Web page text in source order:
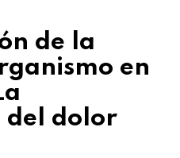
de la
en
del dolor